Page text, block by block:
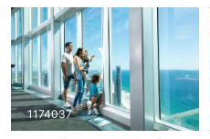
1174037